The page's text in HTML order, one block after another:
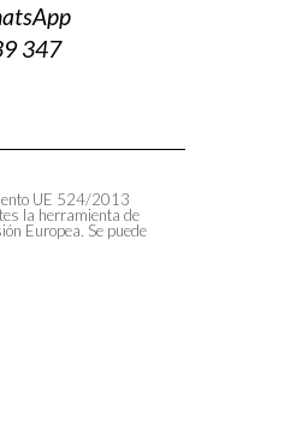
347
UE 524/2013
la herramienta de
Europea. Se puede